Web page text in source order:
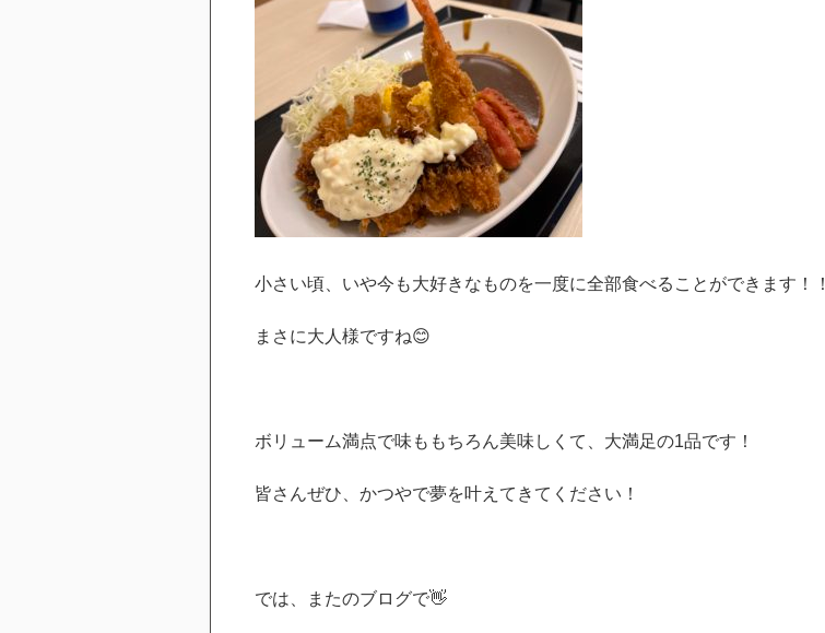
小さい頃、いや今も大好きなものを一度に全部食べることができます！！
まさに大人様ですね😊
ボリューム満点で味ももちろん美味しくて、大満足の1品です！
皆さんぜひ、かつやで夢を叶えてきてください！
では、またのブログで👋